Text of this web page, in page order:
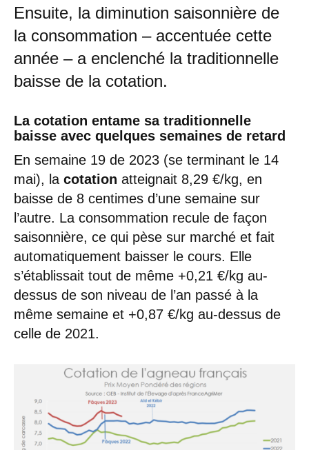
Ensuite, la diminution saisonnière de
la consommation – accentuée cette
année – a enclenché la traditionnelle
baisse de la cotation.
La cotation entame sa traditionnelle
baisse avec quelques semaines de retard
En semaine 19 de 2023 (se terminant le 14
mai), la cotation atteignait 8,29 €/kg, en
baisse de 8 centimes d’une semaine sur
l’autre. La consommation recule de façon
saisonnière, ce qui pèse sur marché et fait
automatiquement baisser le cours. Elle
s’établissait tout de même +0,21 €/kg au-
dessus de son niveau de l’an passé à la
même semaine et +0,87 €/kg au-dessus de
celle de 2021.